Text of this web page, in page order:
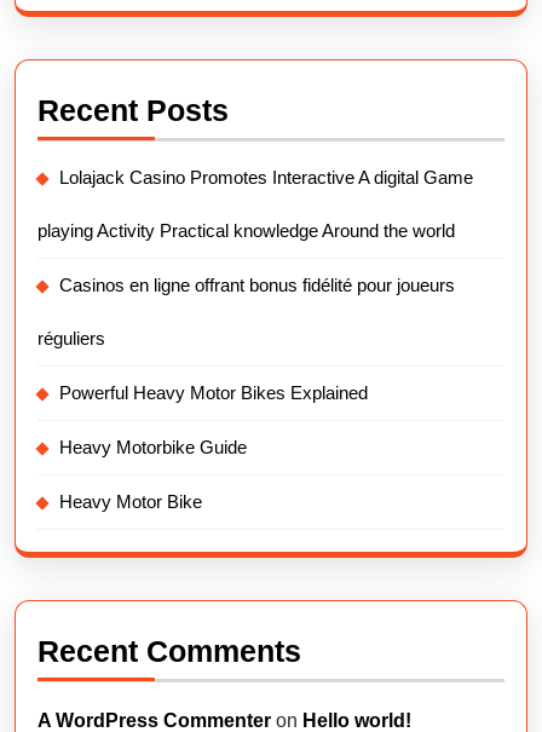
Recent Posts
Lolajack Casino Promotes Interactive A digital Game
playing Activity Practical knowledge Around the world
Casinos en ligne offrant bonus fidélité pour joueurs
réguliers
Powerful Heavy Motor Bikes Explained
Heavy Motorbike Guide
Heavy Motor Bike
Recent Comments
A WordPress Commenter on Hello world!